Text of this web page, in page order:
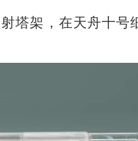
塔架，在天舟十号